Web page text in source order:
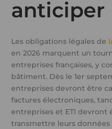
anticiper
Les obligations légales de
en 2026 marquent un
entreprises françaises, y
bâtiment. Dès le 1er
entreprises devront être
factures électroniques,
entreprises et ETI
transmettre leurs données